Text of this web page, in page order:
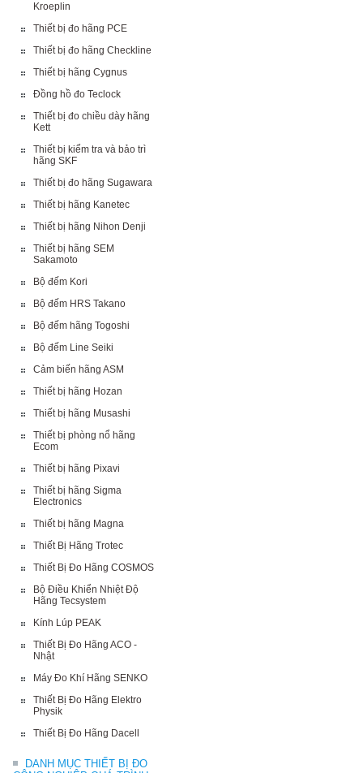
Kroeplin
Thiết bị đo hãng PCE
Thiết bị đo hãng Checkline
Thiết bị hãng Cygnus
Đồng hồ đo Teclock
Thiết bị đo chiều dày hãng
Kett
Thiết bị kiểm tra và bảo trì
hãng SKF
Thiết bị đo hãng Sugawara
Thiết bị hãng Kanetec
Thiết bị hãng Nihon Denji
Thiết bị hãng SEM
Sakamoto
Bộ đếm Kori
Bộ đếm HRS Takano
Bộ đếm hãng Togoshi
Bộ đếm Line Seiki
Cảm biến hãng ASM
Thiết bị hãng Hozan
Thiết bị hãng Musashi
Thiết bị phòng nổ hãng
Ecom
Thiết bị hãng Pixavi
Thiết bị hãng Sigma
Electronics
Thiết bị hãng Magna
Thiết Bị Hãng Trotec
Thiết Bị Đo Hãng COSMOS
Bộ Điều Khiển Nhiệt Độ
Hãng Tecsystem
Kính Lúp PEAK
Thiết Bị Đo Hãng ACO -
Nhật
Máy Đo Khí Hãng SENKO
Thiết Bị Đo Hãng Elektro
Physik
Thiết Bị Đo Hãng Dacell
DANH MỤC THIẾT BỊ ĐO